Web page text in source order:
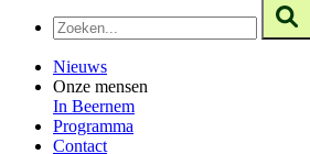
Nieuws
Onze mensen
In Beernem
Programma
Contact